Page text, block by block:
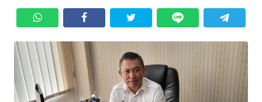
SERBA-
SERBI
OPINI
Informasi